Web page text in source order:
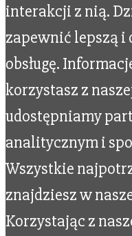
interakcji z nią.
zapewnić lepszą i
obsługę.
korzystasz z
udostępniamy
analitycznym i
Wszystkie
znajdziesz w
Korzystając z